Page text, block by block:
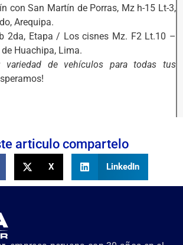
con San Martín de Porras, Mz h-15 Lt-3,
Arequipa.
2da, Etapa / Los cisnes Mz. F2 Lt.10 –
Huachipa, Lima.
variedad de vehículos para todas tus
articulo compartelo
X LinkedIn